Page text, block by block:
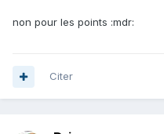
non pour les points :mdr:
Citer